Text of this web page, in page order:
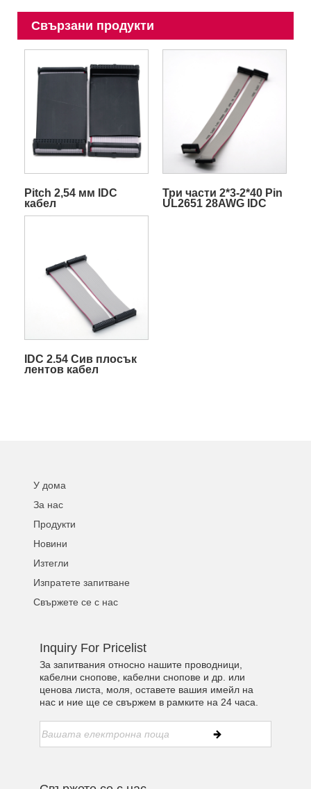
Свързани продукти
Pitch 2,54 мм IDC
кабел
Три части 2*3-2*40 Pin
UL2651 28AWG IDC
IDC 2.54 Сив плосък
лентов кабел
У дома
За нас
Продукти
Новини
Изтегли
Изпратете запитване
Свържете се с нас
Inquiry For Pricelist
За запитвания относно нашите проводници,
кабелни снопове, кабелни снопове и др. или
ценова листа, моля, оставете вашия имейл на
нас и ние ще се свържем в рамките на 24 часа.